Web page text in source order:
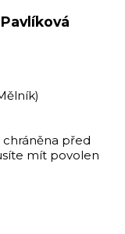
chráněna před
mít povolen